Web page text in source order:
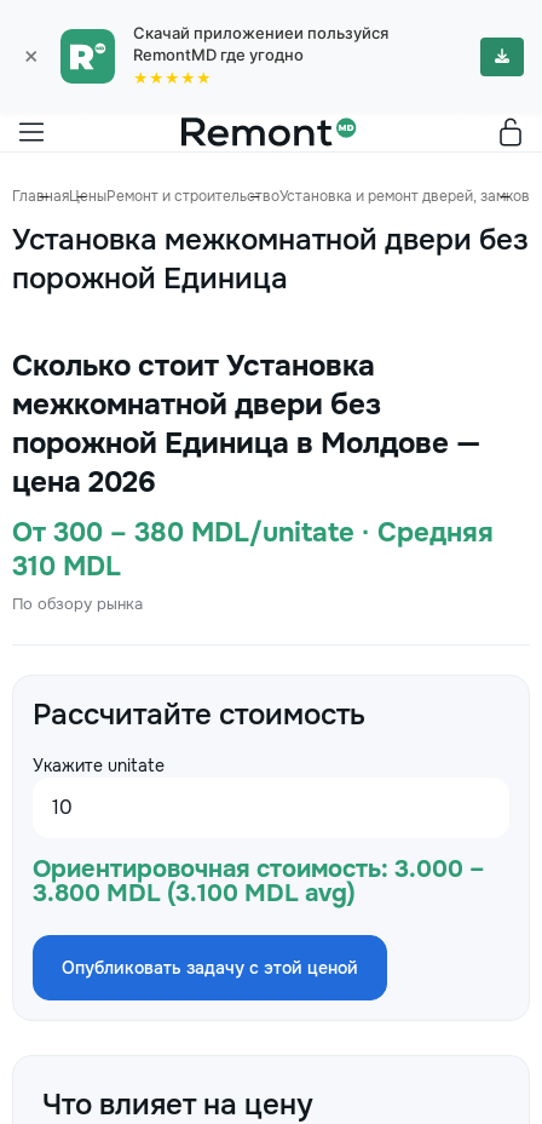
×
Скачай приложениеи пользуйся
RemontMD где угодно
★★★★★
ГлавнаяЦеныРемонт и строительствоУстановка и ремонт дверей, замков
Установка межкомнатной двери без
порожной Единица
Сколько стоит Установка
межкомнатной двери без
порожной Единица в Молдове —
цена 2026
От 300 – 380 MDL/unitate · Средняя
310 MDL
По обзору рынка
Рассчитайте стоимость
Укажите unitate
Ориентировочная стоимость: 3.000 –
3.800 MDL (3.100 MDL avg)
Опубликовать задачу с этой ценой
Что влияет на цену